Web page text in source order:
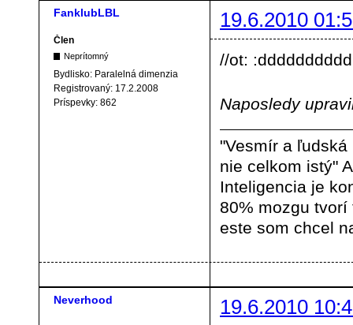
FanklubLBL 19.6.2010
Člen
Neprítomný
Bydlisko: Paralelná dimenzia
Registrovaný: 17.2.2008
Príspevky: 862
//ot:
Naposledy
"Vesmír a
nie celkom istý"
Inteligencia je
80% mozgu
este som chcel
Neverhood 19.6.2010